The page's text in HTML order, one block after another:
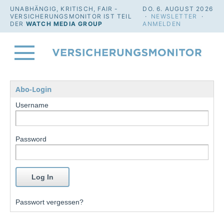
UNABHÄNGIG, KRITISCH, FAIR -
VERSICHERUNGSMONITOR IST TEIL
DER WATCH MEDIA GROUP
DO. 6. AUGUST 2026
· NEWSLETTER
·
ANMELDEN
Abo-Login
Username
Password
Passwort vergessen?